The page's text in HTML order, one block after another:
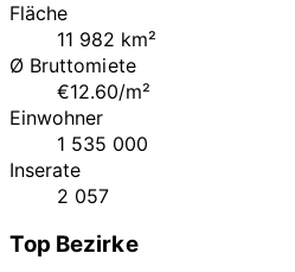
Fläche
11 982 km²
Ø Bruttomiete
€12.60/m²
Einwohner
1 535 000
Inserate
2 057
Top Bezirke